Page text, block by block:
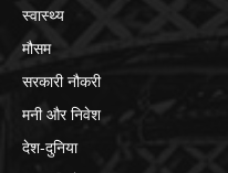
स्वास्थ्य
मौसम
सरकारी नौकरी
मनी और निवेश
देश-दुनिया